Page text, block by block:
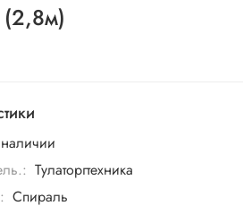
Тулаторгтехника
Спираль